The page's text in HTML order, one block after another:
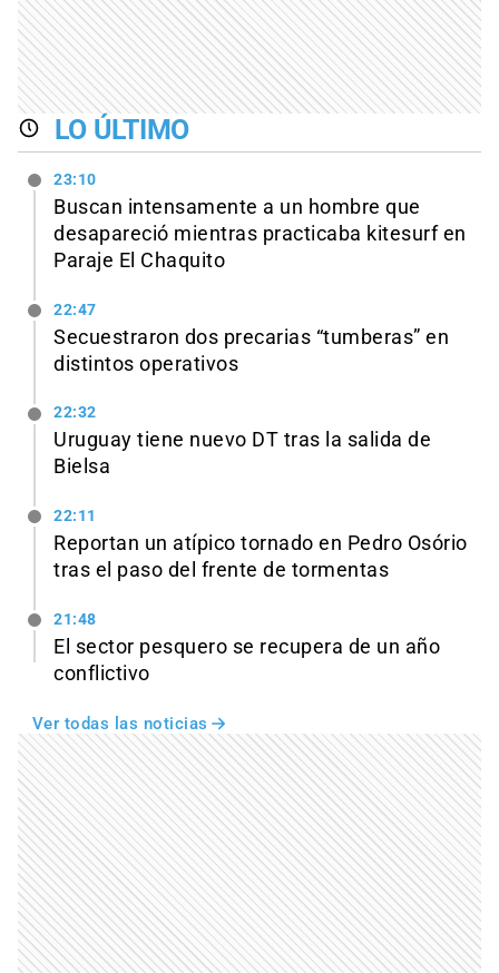
LO ÚLTIMO
23:10
Buscan intensamente a un hombre que
desapareció mientras practicaba kitesurf en
Paraje El Chaquito
22:47
Secuestraron dos precarias “tumberas” en
distintos operativos
22:32
Uruguay tiene nuevo DT tras la salida de
Bielsa
22:11
Reportan un atípico tornado en Pedro Osório
tras el paso del frente de tormentas
21:48
El sector pesquero se recupera de un año
conflictivo
Ver todas las noticias